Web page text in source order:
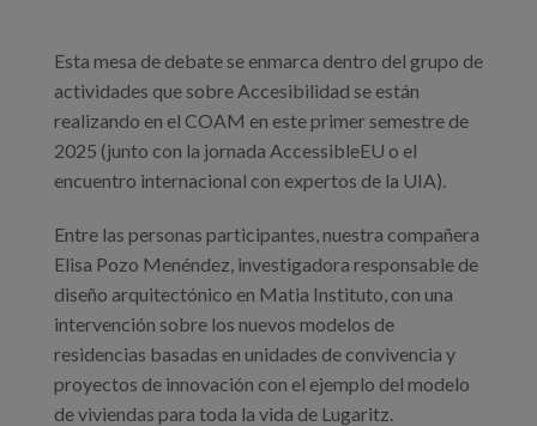
Trabaja con nosotros
Canal de denuncias
Esta mesa de debate se enmarca dentro del grupo de
actividades que sobre Accesibilidad se están
realizando en el COAM en este primer semestre de
2025 (junto con la jornada AccessibleEU o el
encuentro internacional con expertos de la UIA).
Entre las personas participantes, nuestra compañera
Elisa Pozo Menéndez, investigadora responsable de
diseño arquitectónico en Matia Instituto, con una
intervención sobre los nuevos modelos de
residencias basadas en unidades de convivencia y
proyectos de innovación con el ejemplo del modelo
de viviendas para toda la vida de Lugaritz.